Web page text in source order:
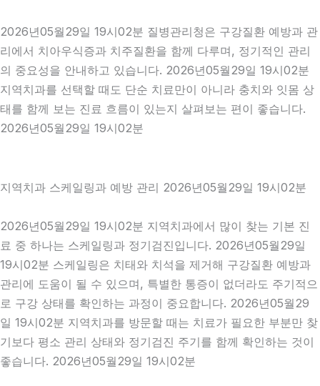
2026년05월29일 19시02분 질병관리청은 구강질환 예방과 관
리에서 치아우식증과 치주질환을 함께 다루며, 정기적인 관리
의 중요성을 안내하고 있습니다. 2026년05월29일 19시02분
지역치과를 선택할 때도 단순 치료만이 아니라 충치와 잇몸 상
태를 함께 보는 진료 흐름이 있는지 살펴보는 편이 좋습니다.
2026년05월29일 19시02분
지역치과 스케일링과 예방 관리 2026년05월29일 19시02분
2026년05월29일 19시02분 지역치과에서 많이 찾는 기본 진
료 중 하나는 스케일링과 정기검진입니다. 2026년05월29일
19시02분 스케일링은 치태와 치석을 제거해 구강질환 예방과
관리에 도움이 될 수 있으며, 특별한 통증이 없더라도 주기적으
로 구강 상태를 확인하는 과정이 중요합니다. 2026년05월29
일 19시02분 지역치과를 방문할 때는 치료가 필요한 부분만 찾
기보다 평소 관리 상태와 정기검진 주기를 함께 확인하는 것이
좋습니다. 2026년05월29일 19시02분